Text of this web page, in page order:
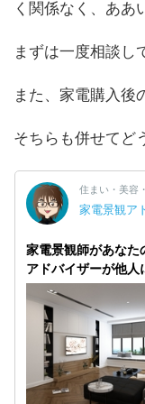
く関係なく、ああ
まずは一度相談し
また、家電購入後
そちらも併せてど